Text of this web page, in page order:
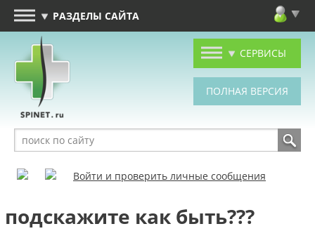
РАЗДЕЛЫ САЙТА
СЕРВИСЫ
Войти и проверить личные сообщения
подскажите как быть???